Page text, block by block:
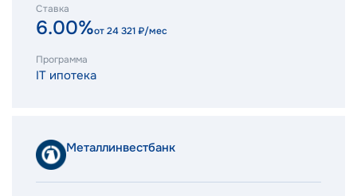
Ставка
6.00%от24 321₽/мес
Программа
IT ипотека
Металлинвестбанк